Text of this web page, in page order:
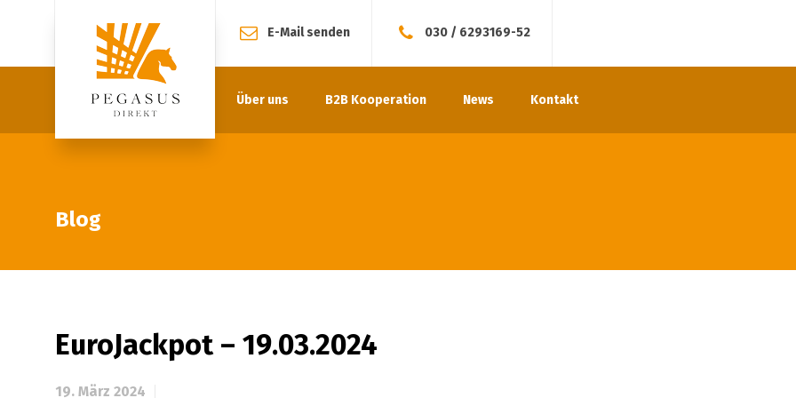
E-Mail senden 030 / 6293169-52
Über uns B2B Kooperation News Kontakt
Blog
EuroJackpot – 19.03.2024
19. März 2024